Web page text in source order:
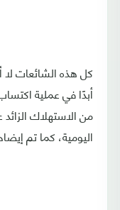
كل هذه الشائعات
أبدًا في عملية
من الاستهلاك
اليومية، كما تم